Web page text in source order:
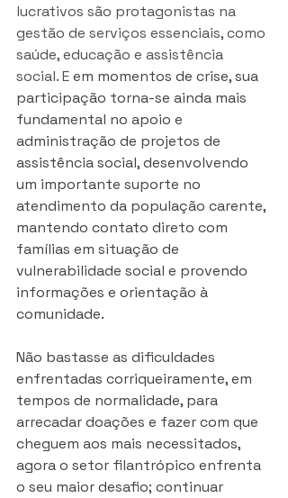
lucrativos são protagonistas na
gestão de serviços essenciais, como
saúde, educação e assistência
social. E em momentos de crise, sua
participação torna-se ainda mais
fundamental no apoio e
administração de projetos de
assistência social, desenvolvendo
um importante suporte no
atendimento da população carente,
mantendo contato direto com
famílias em situação de
vulnerabilidade social e provendo
informações e orientação à
comunidade.
Não bastasse as dificuldades
enfrentadas corriqueiramente, em
tempos de normalidade, para
arrecadar doações e fazer com que
cheguem aos mais necessitados,
agora o setor filantrópico enfrenta
o seu maior desafio; continuar